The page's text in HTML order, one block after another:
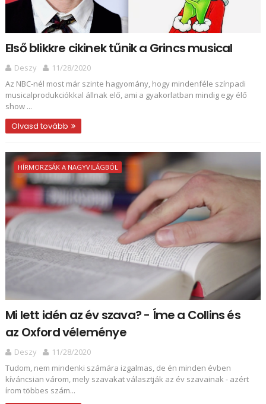
Első blikkre cikinek tűnik a Grincs musical
Deszy
11/28/2020
Az NBC-nél most már szinte hagyomány, hogy mindenféle színpadi
musicalprodukciókkal állnak elő, ami a gyakorlatban mindig egy élő
show ...
Olvasd tovább
HÍRMORZSÁK A NAGYVILÁGBÓL
Mi lett idén az év szava? - Íme a Collins és
az Oxford véleménye
Deszy
11/28/2020
Tudom, nem mindenki számára izgalmas, de én minden évben
kíváncsian várom, mely szavakat választják az év szavainak - azért
írom többes szám...